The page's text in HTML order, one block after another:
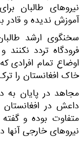
نیروهای طالبان
آموزش ندیده و قادر
سخنگوی ارشد
فرودگاه تردد
اوضاع تمام افرادی
خاک افغانستان را
مجاهد در پایان به
داعش در
متفاوت بوده و
نیروهای خارجی آنها